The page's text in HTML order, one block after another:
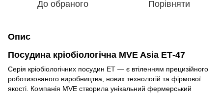
До обраного Порівняти
Опис
Посудина кріобіологічна MVE Asia ЕТ-47
Серія кріобіологічних посудин ET — є втіленням прецизійного
роботизованого виробництва, нових технологій та фірмової
якості. Компанія MVE створила унікальний фермерський